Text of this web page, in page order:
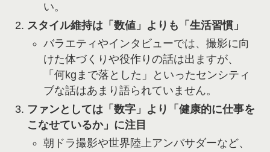
い。
スタイル維持は「数値」よりも「生活習慣」
バラエティやインタビューでは、撮影に向
けた体づくりや役作りの話は出ますが、
「何kgまで落とした」といったセンシティ
ブな話はあまり語られていません。
ファンとしては「数字」より「健康的に仕事を
こなせているか」に注目
朝ドラ撮影や世界陸上アンバサダーなど、